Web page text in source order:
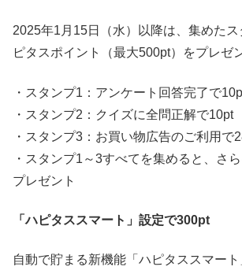
2025年1月15日（水）以降は、集めた
ピタスポイント（最大500pt）をプレゼ
・スタンプ1：アンケート回答完了で
・スタンプ2：クイズに全問正解で10pt
・スタンプ3：お買い物広告のご利用で
・スタンプ1～3すべてを集めると、さ
プレゼント
「ハピタススマート」設定で300pt
自動で貯まる新機能「ハピタススマート